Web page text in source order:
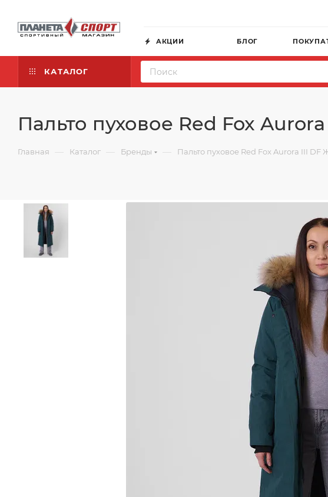
АКЦИИ БЛОГ
КАТАЛОГ
Пальто пуховое Red Fox
Главная — Каталог — Бренды — Пальто пуховое Red Fox Aurora III DF